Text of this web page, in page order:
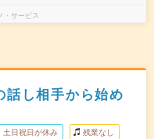
・サービス
し相手から始め
土日祝日が休み 残業なし